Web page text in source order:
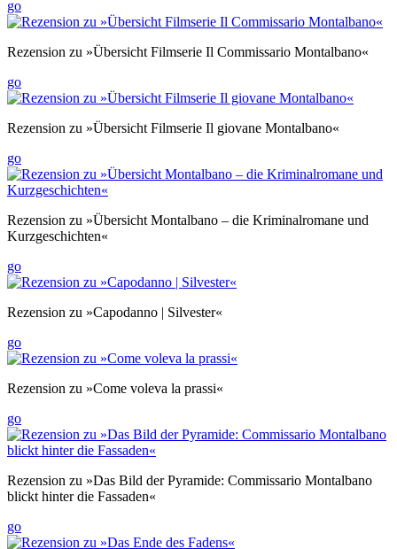
go
Rezension zu »Übersicht Filmserie Il Commissario Montalbano«
go
Rezension zu »Übersicht Filmserie Il giovane Montalbano«
go
Rezension zu »Übersicht Montalbano – die Kriminalromane und
Kurzgeschichten«
go
Rezension zu »Capodanno | Silvester«
go
Rezension zu »Come voleva la prassi«
go
Rezension zu »Das Bild der Pyramide: Commissario Montalbano
blickt hinter die Fassaden«
go